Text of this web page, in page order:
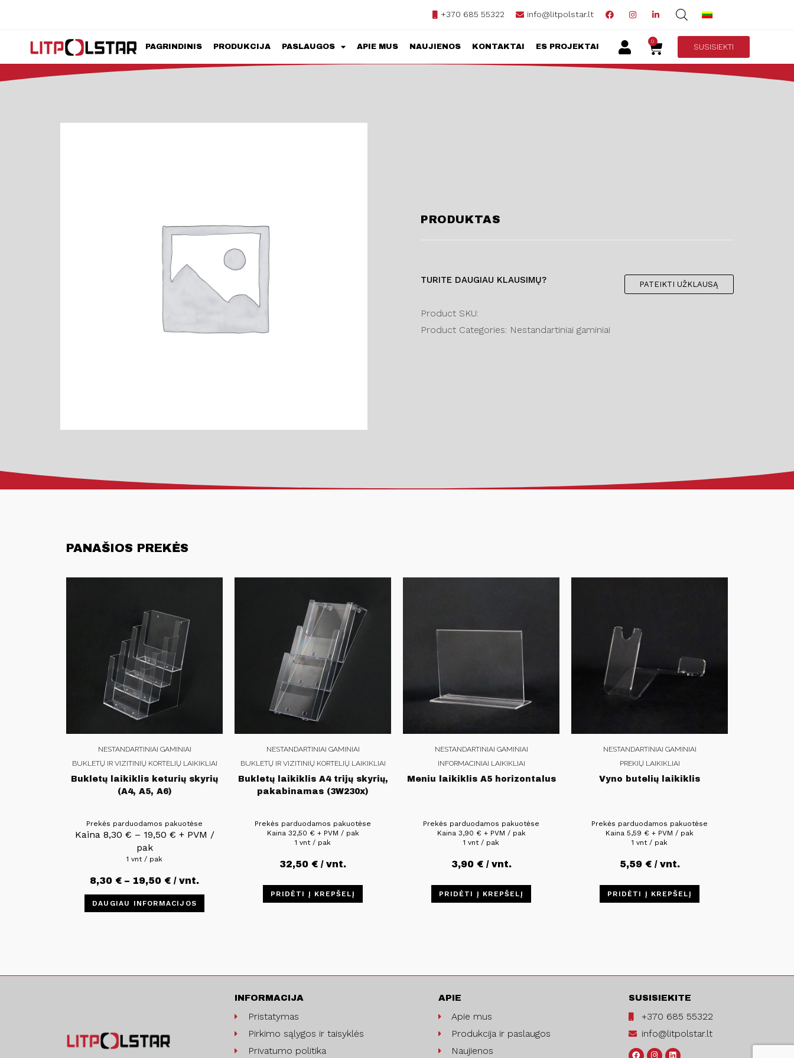
+370 685 55322 info@litpolstar.lt
PAGRINDINIS PRODUKCIJA PASLAUGOS APIE MUS NAUJIENOS KONTAKTAI ES PROJEKTAI
0
SUSISIEKTI
PRODUKTAS
TURITE DAUGIAU KLAUSIMŲ? PATEIKTI UŽKLAUSĄ
Product SKU:
Product Categories: Nestandartiniai gaminiai
PANAŠIOS PREKĖS
NESTANDARTINIAI GAMINIAI
BUKLETŲ IR VIZITINIŲ KORTELIŲ LAIKIKLIAI
Bukletų laikiklis keturių skyrių
(A4, A5, A6)
Prekės parduodamos pakuotėse
Kaina 8,30 € – 19,50 € + PVM /
pak
1 vnt / pak
8,30 € – 19,50 € / vnt.
DAUGIAU INFORMACIJOS
NESTANDARTINIAI GAMINIAI
BUKLETŲ IR VIZITINIŲ KORTELIŲ LAIKIKLIAI
Bukletų laikiklis A4 trijų skyrių,
pakabinamas (3W230x)
Prekės parduodamos pakuotėse
Kaina 32,50 €+ PVM / pak
1 vnt / pak
32,50 € / vnt.
PRIDĖTI Į KREPŠELĮ
NESTANDARTINIAI GAMINIAI
INFORMACINIAI LAIKIKLIAI
Meniu laikiklis A5 horizontalus
Prekės parduodamos pakuotėse
Kaina 3,90 €+ PVM / pak
1 vnt / pak
3,90 €/ vnt.
PRIDĖTI Į KREPŠELĮ
NESTANDARTINIAI GAMINIAI
PREKIŲ LAIKIKLIAI
Vyno butelių laikiklis
Prekės parduodamos pakuotėse
Kaina 5,59 € + PVM / pak
1 vnt / pak
5,59 €/ vnt.
PRIDĖTI Į KREPŠELĮ
INFORMACIJA
Pristatymas
Pirkimo sąlygos ir taisyklės
Privatumo politika
APIE
Apie mus
Produkcija ir paslaugos
Naujienos
SUSISIEKITE
+370 685 55322
info@litpolstar.lt